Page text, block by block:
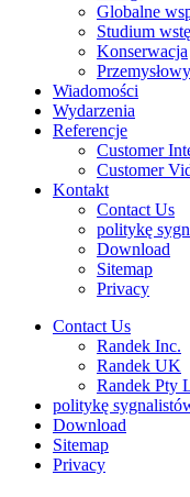
Globalne
Studium
Konserwacja
Wiadomości
Wydarzenia
Referencje
Customer
Customer
Kontakt
Contact Us
politykę
Download
Sitemap
Privacy
Contact Us
Randek Inc.
Randek UK
Randek Pty
politykę
Download
Sitemap
Privacy